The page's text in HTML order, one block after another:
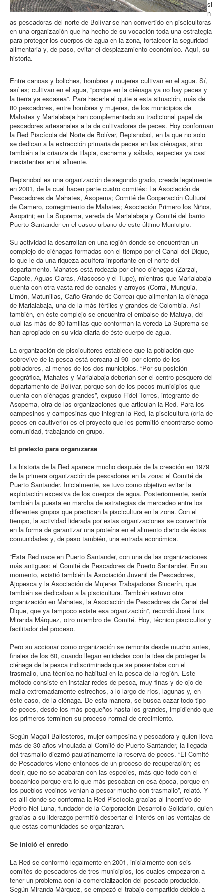
si
n
as pescadoras del norte de Bolívar se han convertido en piscicultoras
en una organización que ha hecho de su vocación toda una estrategia
para proteger los cuerpos de agua en la zona, fortalecer la seguridad
alimentaria y, de paso, evitar el desplazamiento económico. Aquí, su
historia.
Entre canoas y boliches, hombres y mujeres cultivan en el agua. Sí,
así es; cultivan en el agua, “porque en la ciénaga ya no hay peces y
la tierra ya escasea”. Para hacerle el quite a esta situación, más de
80 pescadores, entre hombres y mujeres, de los municipios de
Mahates y Marialabaja han complementado su tradicional papel de
pescadores artesanales a la de cultivadores de peces. Hoy conforman
la Red Piscícola del Norte de Bolívar, Repisnobol, en la que no solo
se dedican a la extracción primaria de peces en las ciénagas, sino
también a la crianza de tilapia, cachama y sábalo, especies ya casi
inexistentes en el afluente.
Repisnobol es una organización de segundo grado, creada legalmente
en 2001, de la cual hacen parte cuatro comités: La Asociación de
Pescadores de Mahates, Asopema; Comité de Cooperación Cultural
de Gamero, corregimiento de Mahates; Asociación Primero los Niños,
Asoprini; en La Suprema, vereda de Marialabaja y Comité del barrio
Puerto Santander en el casco urbano de este último Municipio.
Su actividad la desarrollan en una región donde se encuentran un
complejo de ciénagas formadas con el tiempo por el Canal del Dique,
lo que le da una riqueza acuífera importante en el norte del
departamento. Mahates está rodeada por cinco ciénagas (Zarzal,
Capote, Aguas Claras, Atascoso y el Tupe), mientras que Marialabaja
cuenta con otra vasta red de canales y arroyos (Corral, Munguia,
Limón, Matunillas, Caño Grande de Correa) que alimentan la ciénaga
de Marialabaja, una de la más fértiles y grandes de Colombia. Así
también, en éste complejo se encuentra el embalse de Matuya, del
cual las más de 80 familias que conforman la vereda La Suprema se
han apropiado en su vida diaria de éste cuerpo de agua.
La organización de piscicultores establece que la población que
sobrevive de la pesca está cercana al 90 por ciento de los
pobladores, al menos de los dos municipios. “Por su posición
geográfica, Mahates y Marialabaja deberían ser el centro pesquero del
departamento de Bolívar, porque son de los pocos municipios que
cuenta con ciénagas grandes”, expuso Fidel Torres, integrante de
Asopema, otra de las organizaciones que articulan la Red. Para los
campesinos y campesinas que integran la Red, la piscicultura (cría de
peces en cautiverio) es el proyecto que les permitió encontrarse como
comunidad, trabajando en grupo.
El pretexto para organizarse
La historia de la Red aparece mucho después de la creación en 1979
de la primera organización de pescadores en la zona: el Comité de
Puerto Santander. Inicialmente, se tuvo como objetivo evitar la
explotación excesiva de los cuerpos de agua. Posteriormente, sería
también la puesta en marcha de estrategias de mercadeo entre los
diferentes grupos que practican la piscicultura en la zona. Con el
tiempo, la actividad liderada por estas organizaciones se convertiría
en la forma de garantizar una proteína en el alimento diario de éstas
comunidades y, de paso también, una entrada económica.
“Esta Red nace en Puerto Santander, con una de las organizaciones
más antiguas: el Comité de Pescadores de Puerto Santander. En su
momento, existió también la Asociación Juvenil de Pescadores,
Ajopesca y la Asociación de Mujeres Trabajadoras Sincerín, que
también se dedicaban a la piscicultura. También estuvo otra
organización en Mahates, la Asociación de Pescadores de Canal del
Dique, que ya tampoco existe esa organización”, recordó José Luis
Miranda Márquez, otro miembro del Comité. Hoy, técnico piscicultor y
facilitador del proceso.
Pero su accionar como organización se remonta desde mucho antes,
finales de los 60, cuando llegan entidades con la idea de proteger la
ciénaga de la pesca indiscriminada que se presentaba con el
trasmallo, una técnica no habitual en la pesca de la región. Este
método consiste en instalar redes de pesca, muy finas y de ojo de
malla extremadamente estrechos, a lo largo de ríos, lagunas y, en
éste caso, de la ciénaga. De esta manera, se busca cazar todo tipo
de peces, desde los más pequeños hasta los grandes, impidiendo que
los primeros terminen su proceso normal de crecimiento.
Según Magali Ballesteros, mujer campesina y pescadora y quien lleva
más de 30 años vinculada al Comité de Puerto Santander, la llegada
del trasmallo diezmó paulatinamente la reserva de peces. “El Comité
de Pescadores viene entonces de un proceso de recuperación; es
decir, que no se acabaran con las especies, más que todo con el
bocachico porque era lo que más pescaban en esa época, porque en
los pueblos vecinos venían a pescar mucho con trasmallo”, relató. Y
es allí donde se conforma la Red Piscícola gracias al incentivo de
Pedro Nel Luna, fundador de la Corporación Desarrollo Solidario, quien
gracias a su liderazgo permitió despertar el interés en las ventajas de
que estas comunidades se organizaran.
Se inició el enredo
La Red se conformó legalmente en 2001, inicialmente con seis
comités de pescadores de tres municipios, los cuales empezaron a
tener un problema con la comercialización del pescado producido.
Según Miranda Márquez, se empezó el trabajo compartido debido a